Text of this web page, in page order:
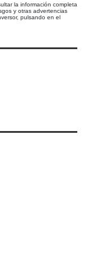
la información completa
y otras advertencias
pulsando en el